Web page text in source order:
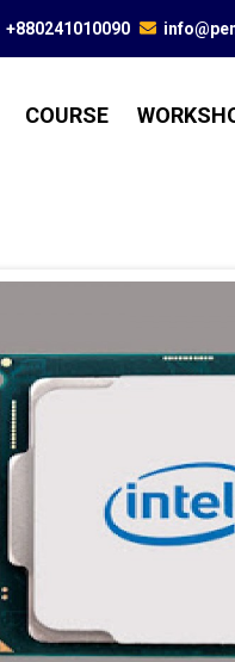
+880241010090
COURSE